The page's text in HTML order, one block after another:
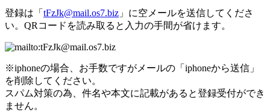
登録は「 tFzJk@mail.os7.biz 」に空メールを送信してくださ
い。QRコードを読み取ると入力の手間が省けます。
※iphoneの場合、お手数ですがメールの「iphoneから送信」
を削除してください。
スパム対策の為、件名や本文に記載があると登録受付ができ
ません。